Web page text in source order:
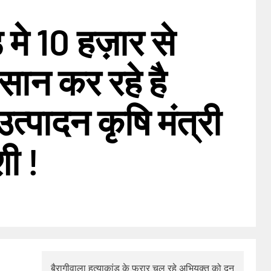
मे 10 हज़ार से
कर रहे है
कृषि मंत्री
!
बैरागीवाला हत्याकांड के फरार चल रहे अभियुक्त को दून